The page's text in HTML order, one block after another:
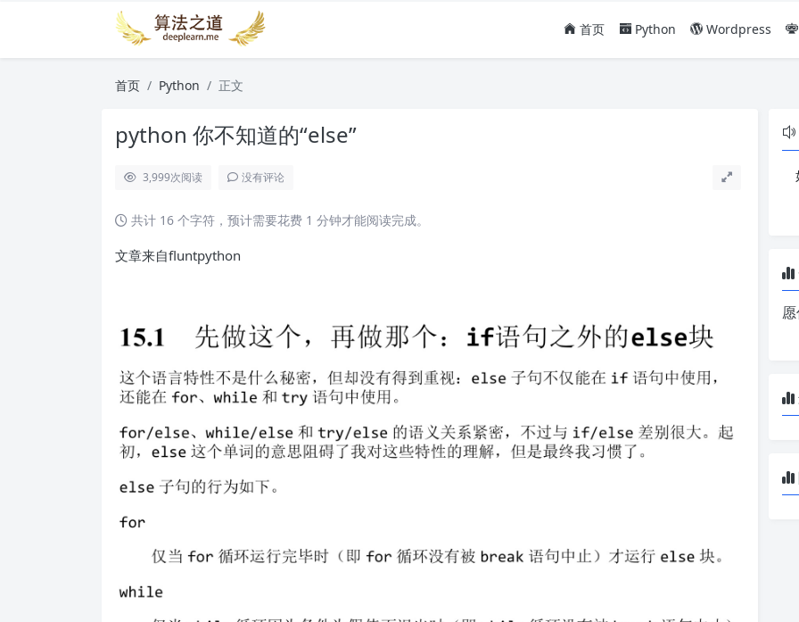
首页 Python Wordpress
首页 Python 正文
python 你不知道的“else”
3,999次阅读 没有评论
共计 16 个字符，预计需要花费 1 分钟才能阅读完成。
文章来自fluntpython